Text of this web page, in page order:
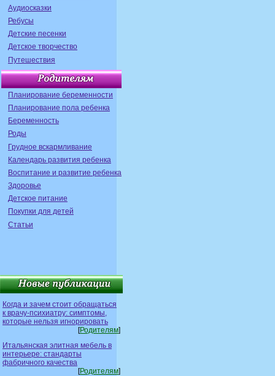
Аудиосказки
Ребусы
Детские песенки
Детское творчество
Путешествия
Планирование беременности
Планирование пола ребенка
Беременность
Роды
Грудное вскармливание
Календарь развития ребенка
Воспитание и развитие ребенка
Здоровье
Детское питание
Покупки для детей
Статьи
Когда и зачем стоит обращаться
к врачу-психиатру: симптомы,
которые нельзя игнорировать
[Родителям]
Итальянская элитная мебель в
интерьере: стандарты
фабричного качества
[Родителям]